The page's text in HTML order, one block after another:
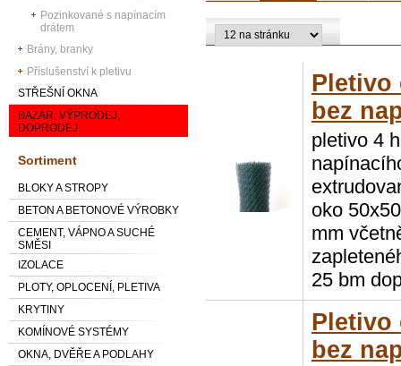
Pozinkované s napínacím
drátem
Brány, branky
Příslušenství k pletivu
STŘEŠNÍ OKNA
BAZAR, VÝPRODEJ,
DOPRODEJ
Sortiment
BLOKY A STROPY
BETON A BETONOVÉ VÝROBKY
CEMENT, VÁPNO A SUCHÉ
SMĚSI
IZOLACE
PLOTY, OPLOCENÍ, PLETIVA
KRYTINY
KOMÍNOVÉ SYSTÉMY
OKNA, DVĚŘE A PODLAHY
Pletivo
bez
pletivo 4
oko
mm
25 bm
Pletivo
bez